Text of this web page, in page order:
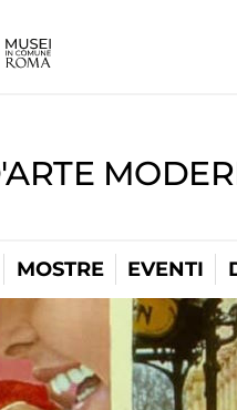
MOSTRE EVENTI